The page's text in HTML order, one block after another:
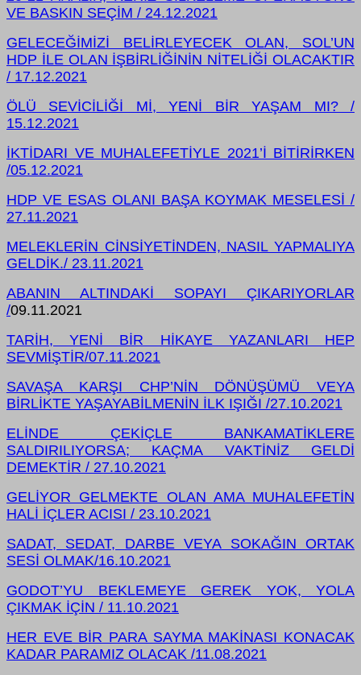
VE BASKIN SEÇİM / 24.12.2021
GELECEĞİMİZİ BELİRLEYECEK OLAN, SOL’UN
HDP İLE OLAN İŞBİRLİĞİNİN NİTELİĞİ OLACAKTIR
/ 17.12.2021
ÖLÜ SEVİCİLİĞİ Mİ, YENİ BİR YAŞAM MI? /
15.12.2021
İKTİDARI VE MUHALEFETİYLE 2021’İ BİTİRİRKEN
/05.12.2021
HDP VE ESAS OLANI BAŞA KOYMAK MESELESİ /
27.11.2021
MELEKLERİN CİNSİYETİNDEN, NASIL YAPMALIYA
GELDİK./ 23.11.2021
ABANIN ALTINDAKİ SOPAYI ÇIKARIYORLAR
/09.11.2021
TARİH, YENİ BİR HİKAYE YAZANLARI HEP
SEVMİŞTİR/07.11.2021
SAVAŞA KARŞI CHP’NİN DÖNÜŞÜMÜ VEYA
BİRLİKTE YAŞAYABİLMENİN İLK IŞIĞI /27.10.2021
ELİNDE ÇEKİÇLE BANKAMATİKLERE
SALDIRILIYORSA; KAÇMA VAKTİNİZ GELDİ
DEMEKTİR / 27.10.2021
GELİYOR GELMEKTE OLAN AMA MUHALEFETİN
HALİ İÇLER ACISI / 23.10.2021
SADAT, SEDAT, DARBE VEYA SOKAĞIN ORTAK
SESİ OLMAK/16.10.2021
GODOT’YU BEKLEMEYE GEREK YOK, YOLA
ÇIKMAK İÇİN / 11.10.2021
HER EVE BİR PARA SAYMA MAKİNASI KONACAK
KADAR PARAMIZ OLACAK /11.08.2021